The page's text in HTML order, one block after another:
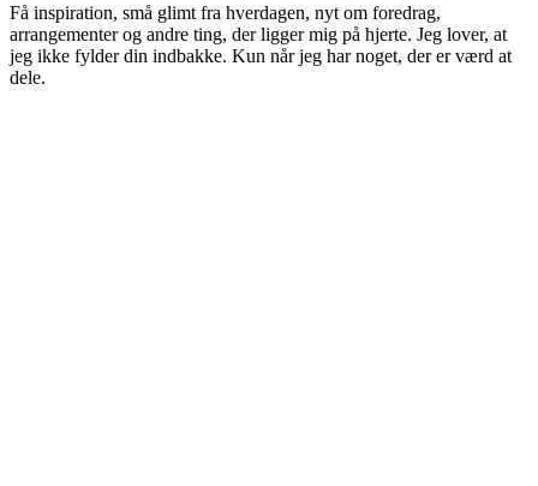
Få inspiration, små glimt fra hverdagen, nyt om foredrag,
arrangementer og andre ting, der ligger mig på hjerte. Jeg lover, at
jeg ikke fylder din indbakke. Kun når jeg har noget, der er værd at
dele.